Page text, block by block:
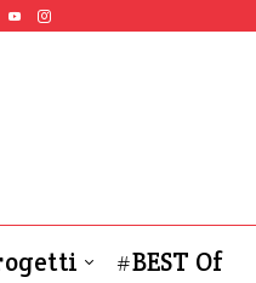
#BEST Of